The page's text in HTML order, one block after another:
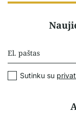
Sutinku su